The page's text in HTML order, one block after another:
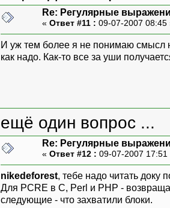
Re: Регулярные
« Ответ #11 : 09-07-2007
И уж тем более я не понимаю смысл
как надо. Как-то все за уши
ещё один вопрос ...
Re: Регулярные
« Ответ #12 : 09-07-2007
nikedeforest, тебе надо читать доку
Для PCRE в C, Perl и PHP -
следующие - что захватили блоки.